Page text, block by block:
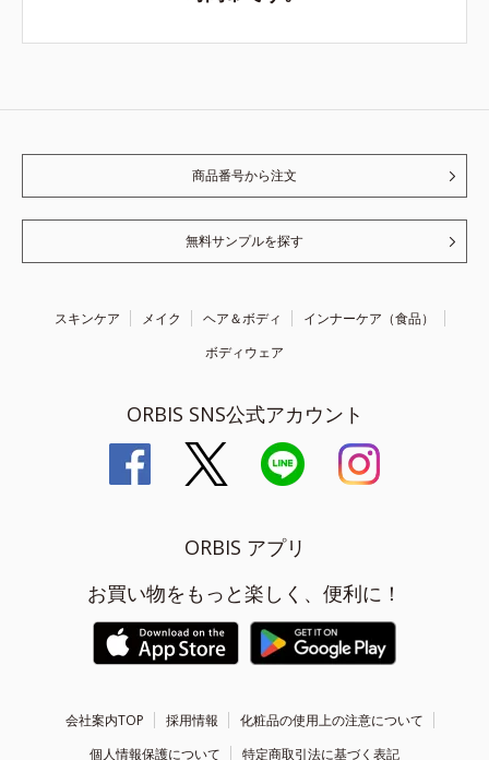
商品番号から注文
無料サンプルを探す
スキンケア メイク ヘア＆ボディ
インナーケア（食品）
ボディウェア
ORBIS SNS公式アカウント
ORBIS アプリ
お買い物をもっと楽しく、便利に！
会社案内TOP 採用情報
化粧品の使用上の注意について
個人情報保護について
特定商取引法に基づく表記